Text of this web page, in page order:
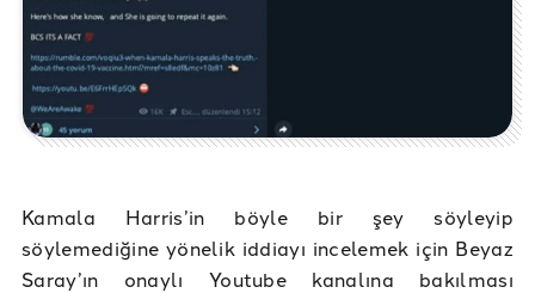
Kamala Harris’in böyle bir şey söyleyip
söylemediğine yönelik iddiayı incelemek için Beyaz
Saray’ın onaylı Youtube kanalına bakılması